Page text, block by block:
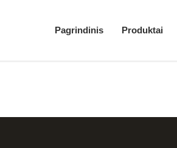
Pagrindinis Produktai